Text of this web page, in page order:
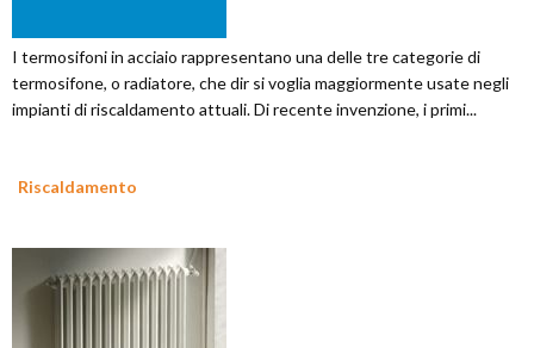
I termosifoni in acciaio rappresentano una delle tre categorie di
termosifone, o radiatore, che dir si voglia maggiormente usate negli
impianti di riscaldamento attuali. Di recente invenzione, i primi...
Riscaldamento